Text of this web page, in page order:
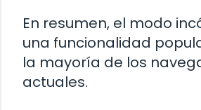
En resumen, el modo
una funcionalidad
la mayoría de los
actuales.